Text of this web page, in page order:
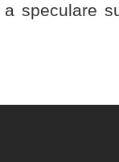
speculare